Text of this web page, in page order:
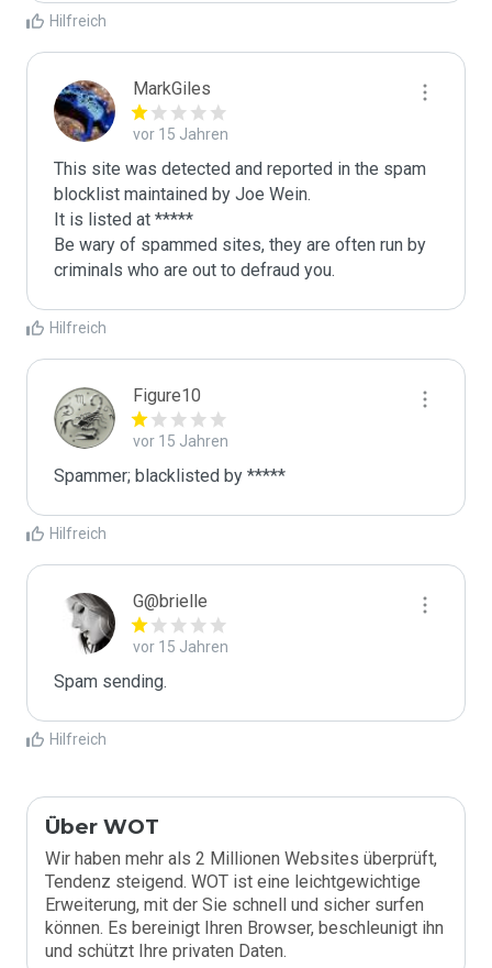
Hilfreich
MarkGiles
vor 15 Jahren
This site was detected and reported in the spam
blocklist maintained by Joe Wein.
It is listed at *****
Be wary of spammed sites, they are often run by
criminals who are out to defraud you.
Hilfreich
Figure10
vor 15 Jahren
Spammer; blacklisted by *****
Hilfreich
G@brielle
vor 15 Jahren
Spam sending.
Hilfreich
Über WOT
Wir haben mehr als 2 Millionen Websites überprüft,
Tendenz steigend. WOT ist eine leichtgewichtige
Erweiterung, mit der Sie schnell und sicher surfen
können. Es bereinigt Ihren Browser, beschleunigt ihn
und schützt Ihre privaten Daten.